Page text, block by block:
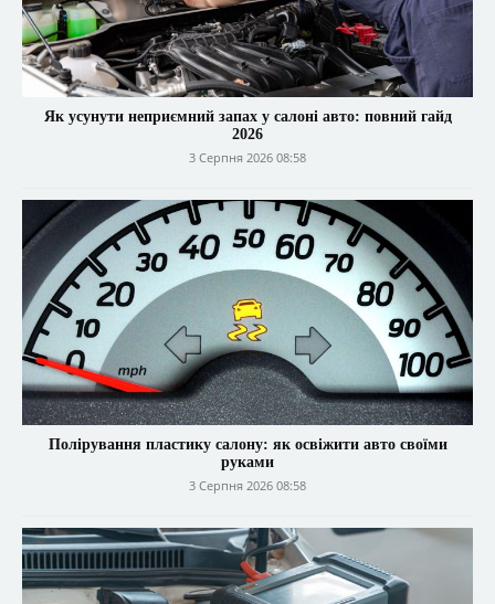
Як усунути неприємний запах у салоні авто: повний гайд
2026
3 Серпня 2026 08:58
Полірування пластику салону: як освіжити авто своїми
руками
3 Серпня 2026 08:58